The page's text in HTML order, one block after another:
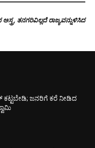
ತನಗರಿವಿಲ್ಲದೆ ರಾಜ್ಯವನ್ನುಳಿಸಿದ
ಜನರಿಗೆ ಕರೆ ನೀಡಿದ